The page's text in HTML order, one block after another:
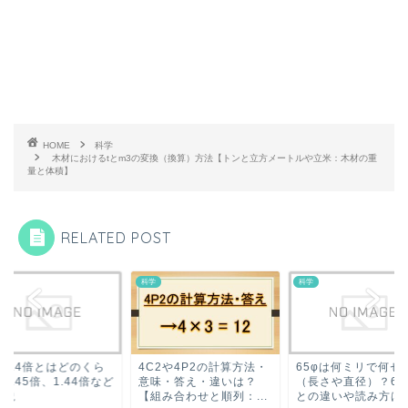
HOME
科学
木材におけるtとm3の変換（換算）方法【トンと立方メートルや立米：木材の重
量と体積】
RELATED POST
4P2の計算方法・
・答え・違いは？
み合わせと順列：...
科学
65φは何ミリで何センチ
（長さや直径）？65パイ
との違いや読み方は...
科学
倍率1.4倍とはどの
い？1.45倍、1.44
も解説